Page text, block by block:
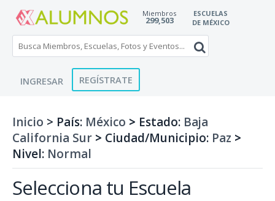
Miembros
299,503
ESCUELAS
DE MÉXICO
INGRESAR REGÍSTRATE
Inicio > País: México > Estado: Baja
California Sur > Ciudad/Municipio: Paz >
Nivel: Normal
Selecciona tu Escuela